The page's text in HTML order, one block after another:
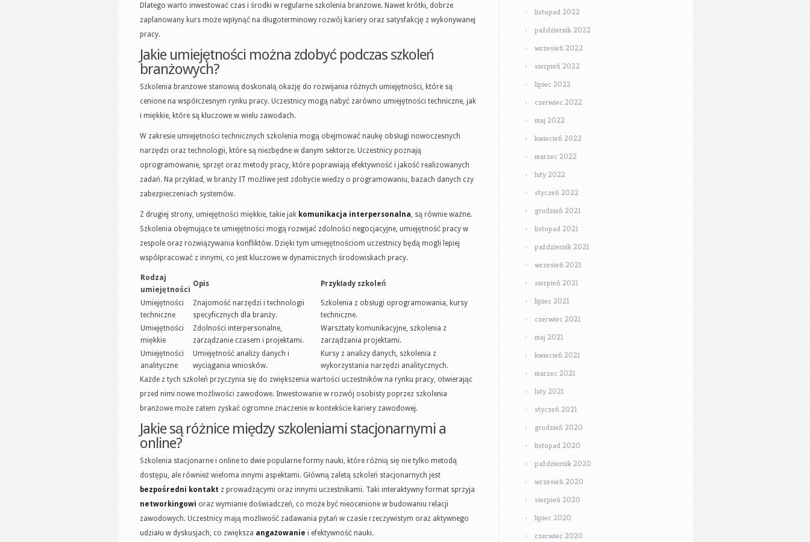
Dlatego warto inwestować czas i środki w regularne szkolenia branżowe. Nawet krótki, dobrze
zaplanowany kurs może wpłynąć na długoterminowy rozwój kariery oraz satysfakcję z wykonywanej
pracy.
Jakie umiejętności można zdobyć podczas szkoleń
branżowych?
Szkolenia branżowe stanowią doskonałą okazję do rozwijania różnych umiejętności, które są
cenione na współczesnym rynku pracy. Uczestnicy mogą nabyć zarówno umiejętności techniczne, jak
i miękkie, które są kluczowe w wielu zawodach.
W zakresie umiejętności technicznych szkolenia mogą obejmować naukę obsługi nowoczesnych
narzędzi oraz technologii, które są niezbędne w danym sektorze. Uczestnicy poznają
oprogramowanie, sprzęt oraz metody pracy, które poprawiają efektywność i jakość realizowanych
zadań. Na przykład, w branży IT możliwe jest zdobycie wiedzy o programowaniu, bazach danych czy
zabezpieczeniach systemów.
Z drugiej strony, umiejętności miękkie, takie jak komunikacja interpersonalna , są równie ważne.
Szkolenia obejmujące te umiejętności mogą rozwijać zdolności negocjacyjne, umiejętność pracy w
zespole oraz rozwiązywania konfliktów. Dzięki tym umiejętnościom uczestnicy będą mogli lepiej
współpracować z innymi, co jest kluczowe w dynamicznych środowiskach pracy.
Rodzaj
umiejętności
Opis Przykłady szkoleń
Umiejętności
techniczne
Znajomość narzędzi i technologii
specyficznych dla branży.
Szkolenia z obsługi oprogramowania, kursy
techniczne.
Umiejętności
miękkie
Zdolności interpersonalne,
zarządzanie czasem i projektami.
Warsztaty komunikacyjne, szkolenia z
zarządzania projektami.
Umiejętności
analityczne
Umiejętność analizy danych i
wyciągania wniosków.
Kursy z analizy danych, szkolenia z
wykorzystania narzędzi analitycznych.
Każde z tych szkoleń przyczynia się do zwiększenia wartości uczestników na rynku pracy, otwierając
przed nimi nowe możliwości zawodowe. Inwestowanie w rozwój osobisty poprzez szkolenia
branżowe może zatem zyskać ogromne znaczenie w kontekście kariery zawodowej.
Jakie są różnice między szkoleniami stacjonarnymi a
online?
Szkolenia stacjonarne i online to dwie popularne formy nauki, które różnią się nie tylko metodą
dostępu, ale również wieloma innymi aspektami. Główną zaletą szkoleń stacjonarnych jest
bezpośredni kontakt z prowadzącymi oraz innymi uczestnikami. Taki interaktywny format sprzyja
networkingowi oraz wymianie doświadczeń, co może być nieocenione w budowaniu relacji
zawodowych. Uczestnicy mają możliwość zadawania pytań w czasie rzeczywistym oraz aktywnego
udziału w dyskusjach, co zwiększa angażowanie i efektywność nauki.
listopad 2022
październik 2022
wrzesień 2022
sierpień 2022
lipiec 2022
czerwiec 2022
maj 2022
kwiecień 2022
marzec 2022
luty 2022
styczeń 2022
grudzień 2021
listopad 2021
październik 2021
wrzesień 2021
sierpień 2021
lipiec 2021
czerwiec 2021
maj 2021
kwiecień 2021
marzec 2021
luty 2021
styczeń 2021
grudzień 2020
listopad 2020
październik 2020
wrzesień 2020
sierpień 2020
lipiec 2020
czerwiec 2020